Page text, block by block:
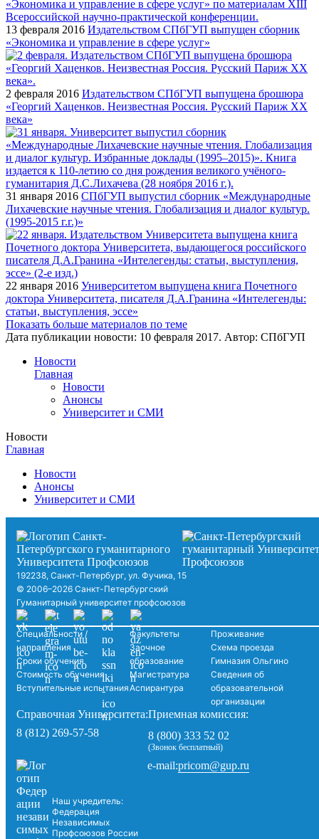
13 февраля 2016 Издательством СПбГУП выпущен сборник
«Экономика и управление в сфере услуг»
2 февраля 2016 Издательством СПбГУП выпущена брошюра
«Георгий Хаценков. Неизвестная Россия. Русский Париж XX
века»
31 января 2016 СПбГУП выпустил сборник «Международные
Лихачевские научные чтения. Глобализация и диалог культур.
(1995-2015 г.г.)»
22 января 2016 Университетом выпущена книга Почетного
доктора Университета, писателя Д.А.Гранина «Интелегенды:
статьи, выступления, эссе»
Показать больше материалов по теме
Дата публикации новости: 10 февраля 2017. Автор: СПбГУП
Новости
Главная
Новости
Анонсы
Университет и СМИ
Новости
Главная
Новости
Анонсы
Университет и СМИ
192238, Санкт-Петербург, ул. Фучика, 15
© 2006–2026 Санкт-Петербургский
Гуманитарный университет профсоюзов
Специальности /
направления
Сроки обучения
Стоимость обучения
Вступительные испытания
Факультеты
Заочное
образование
Магистратура
Аспирантура
Проживание
Схема проезда
Гимназия Ольгино
Сведения об
образовательной
организации
Справочная Университета:
8 (812) 269-57-58
Приемная комиссия:
8 (800) 333 52 02
(Звонок бесплатный)
Наш учредитель:
Федерация
Независимых
Профсоюзов России
e-mail:pricom@gup.ru